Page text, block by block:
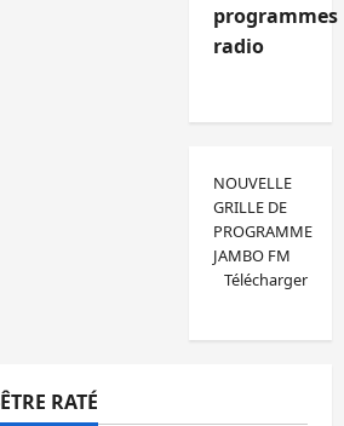
programmes
radio
NOUVELLE
GRILLE DE
PROGRAMME
JAMBO FM
Télécharger
RATÉ